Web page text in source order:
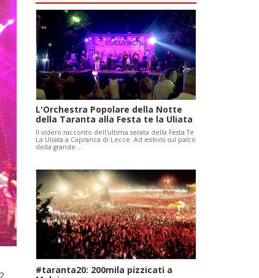
L'Orchestra Popolare della Notte
della Taranta alla Festa te la Uliata
Il videro racconto dell'ultima serata della Festa Te
La Uliata a Caprarica di Lecce. Ad esibirsi sul palco
della grande…
#taranta20: 200mila pizzicati a